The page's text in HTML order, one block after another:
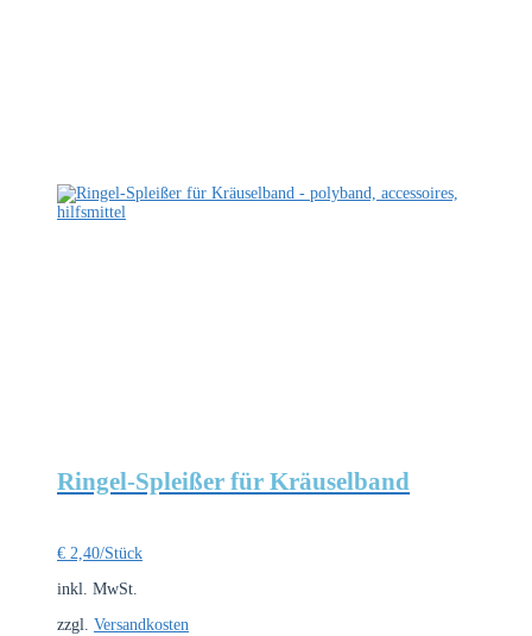
Ringel-Spleißer für Kräuselband
€ 2,40/Stück
inkl. MwSt.
zzgl. Versandkosten